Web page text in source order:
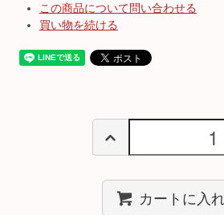
この商品について問い合わせる
買い物を続ける
カートに入